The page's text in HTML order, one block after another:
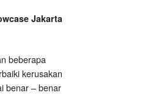
Jakarta
beberapa
kerusakan
benar – benar